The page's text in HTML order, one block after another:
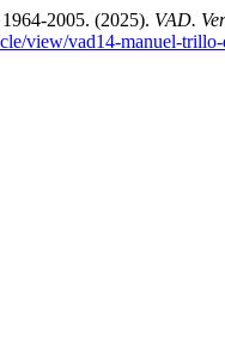
2005. (2025). VAD.
view/vad14-manuel-